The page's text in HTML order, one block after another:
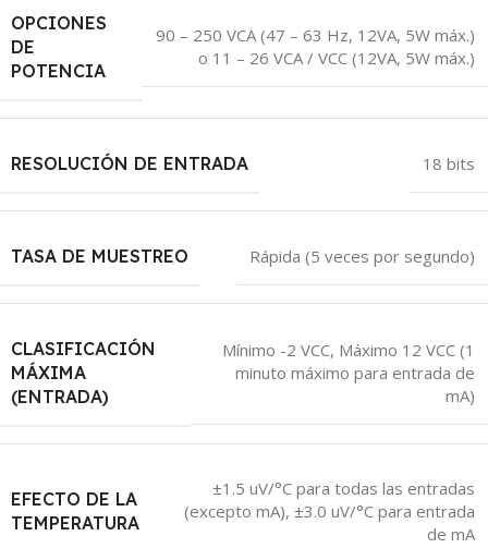
OPCIONES
DE
POTENCIA
90 – 250 VCA (47 – 63 Hz, 12VA, 5W máx.)
o 11 – 26 VCA / VCC (12VA, 5W máx.)
RESOLUCIÓN DE ENTRADA 18 bits
TASA DE MUESTREO Rápida (5 veces por segundo)
CLASIFICACIÓN
MÁXIMA
(ENTRADA)
Mínimo -2 VCC, Máximo 12 VCC (1
minuto máximo para entrada de
mA)
EFECTO DE LA
TEMPERATURA
±1.5 uV/°C para todas las entradas
(excepto mA), ±3.0 uV/°C para entrada
de mA